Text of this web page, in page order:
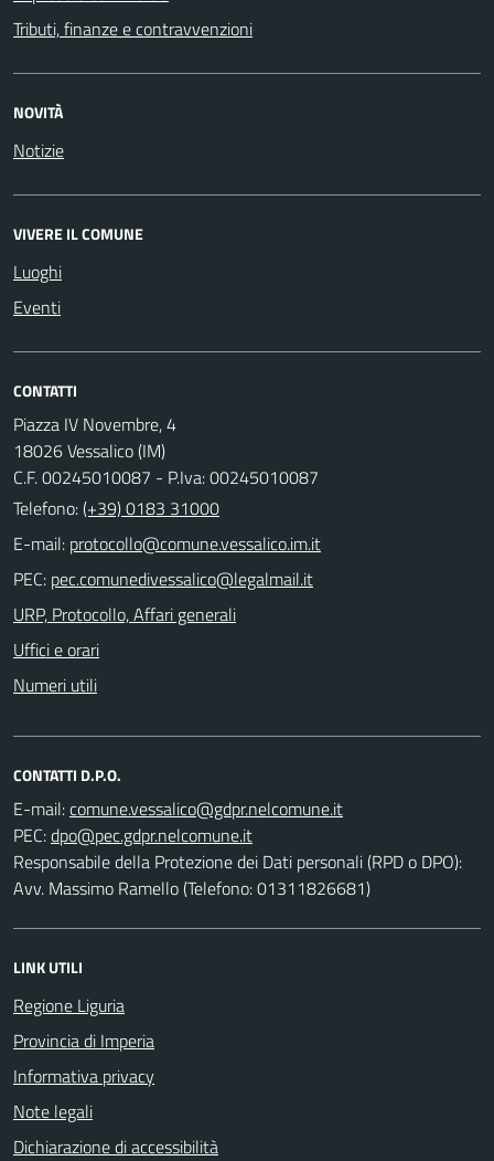
Tributi, finanze e contravvenzioni
NOVITÀ
Notizie
VIVERE IL COMUNE
Luoghi
Eventi
CONTATTI
Piazza IV Novembre, 4
18026 Vessalico (IM)
C.F. 00245010087 - P.Iva: 00245010087
Telefono:(+39) 0183 31000
E-mail:
PEC:
URP, Protocollo, Affari generali
Uffici e orari
Numeri utili
CONTATTI D.P.O.
E-mail:
PEC:
Responsabile della Protezione dei Dati personali (RPD o DPO):
Avv. Massimo Ramello (Telefono: 01311826681)
LINK UTILI
Regione Liguria
Provincia di Imperia
Informativa privacy
Note legali
Dichiarazione di accessibilità